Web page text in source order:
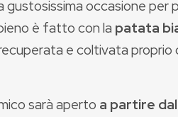
occasione per
è fatto con la patata
e coltivata proprio
sarà aperto a partire